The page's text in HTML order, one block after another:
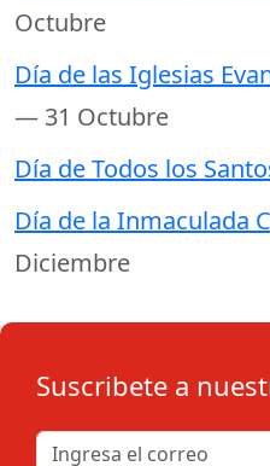
Octubre
Día de las Iglesias
— 31 Octubre
Día de Todos los
Día de la Inmaculada
Diciembre
Suscribete a